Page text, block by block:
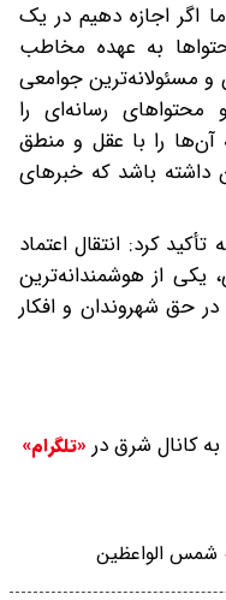
اگر اجازه دهیم در یک
به عهده مخاطب
و مسئولانه‌ترین جوامعی
محتواهای رسانه‌ای را
آن‌ها را با عقل و منطق
داشته باشد که خبرهای
کرد: انتقال اعتماد
یکی از هوشمندانه‌ترین
حق شهروندان و افکار
به کانال شرق در «تلگرام»
شمس الواعظین